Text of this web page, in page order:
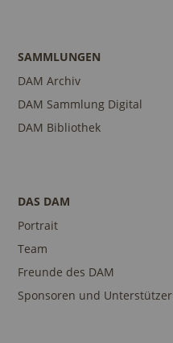
SAMMLUNGEN
DAM Archiv
DAM Sammlung Digital
DAM Bibliothek
DAS DAM
Portrait
Team
Freunde des DAM
Sponsoren und Unterstützer